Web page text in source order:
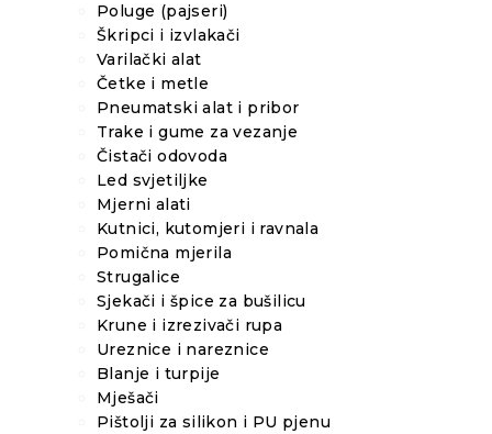
Poluge (pajseri)
Škripci i izvlakači
Varilački alat
Četke i metle
Pneumatski alat i pribor
Trake i gume za vezanje
Čistači odovoda
Led svjetiljke
Mjerni alati
Kutnici, kutomjeri i ravnala
Pomična mjerila
Strugalice
Sjekači i špice za bušilicu
Krune i izrezivači rupa
Ureznice i nareznice
Blanje i turpije
Mješači
Pištolji za silikon i PU pjenu